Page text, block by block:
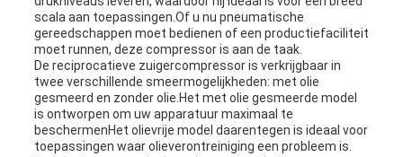
scala aan toepassingen.Of u nu pneumatische
gereedschappen moet bedienen of een productiefaciliteit
moet runnen, deze compressor is aan de taak.
De reciprocatieve zuigercompressor is verkrijgbaar in
twee verschillende smeermogelijkheden: met olie
gesmeerd en zonder olie.Het met olie gesmeerde model
is ontworpen om uw apparatuur maximaal te
beschermenHet olievrije model daarentegen is ideaal voor
toepassingen waar olieverontreiniging een probleem is.